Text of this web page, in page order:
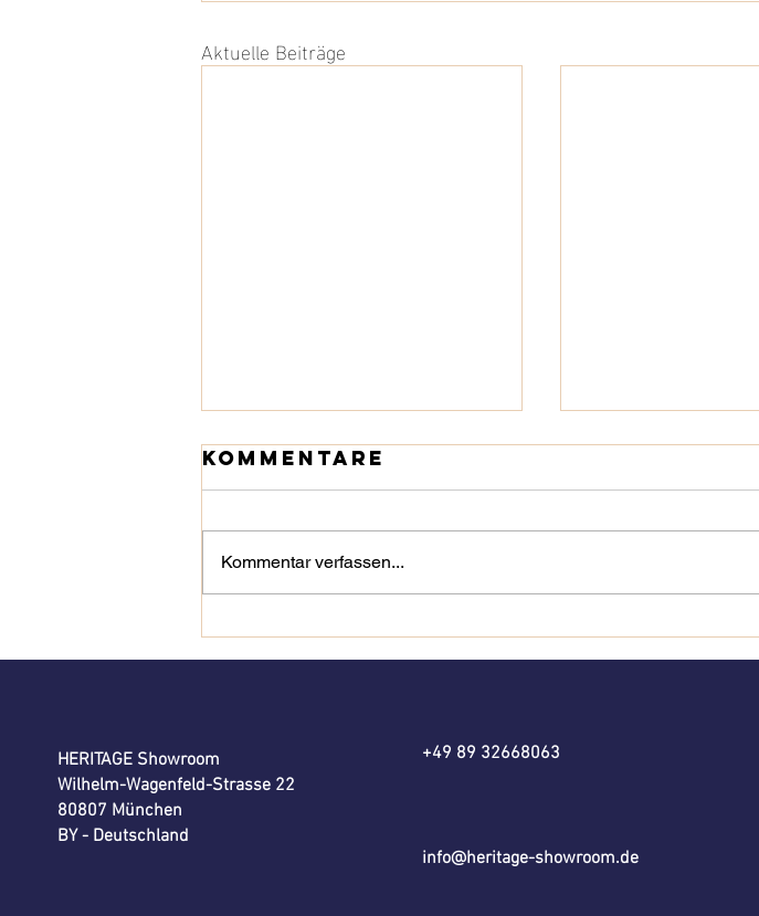
Aktuelle Beiträge
HERITAGE
Showroom |
Circolo
Mehr als
Kommentare
Kommentar verfassen...
HERITAGE Showroom
Wilhelm-Wagenfeld-Strasse 22
80807 München
BY - Deutschland
+49 89 32668063
info@heritage-showroom.de